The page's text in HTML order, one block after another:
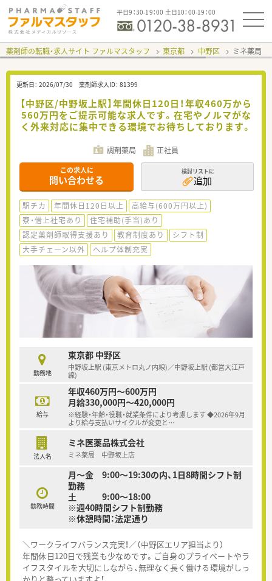
平日9：30-19：00 土日10：00-19：00
薬剤師の転職・求人サイト ファルマスタッフ 東京都 中野区 ミネ薬局
更新日： 2026/07/30 薬剤師求人ID： 81399
【中野区/中野坂上駅】年間休日120日！年収460万から
560万円をご提示可能な求人です。在宅やノルマがな
く外来対応に集中できる環境でお待ちしております。
調剤薬局 正社員
この求人に
問い合わせる
検討リストに
追加
駅チカ 年間休日120日以上
高給与(600万円以上)
寮・借上社宅あり
住宅補助(手当)あり
認定薬剤師取得支援あり
教育制度あり
シフト制
大手チェーン以外
ヘルプ体制充実
勤務地
東京都 中野区
中野坂上駅 (東京メトロ丸ノ内線)／中野坂上駅 (都営大江戸
線)
給与
年収460万円～600万円
月給330,000円～420,000円
※経験・年齢・役職・就業条件により考慮します ◆2026年9月
より給与支払いサイクルが変更と…
法人名
ミネ医薬品株式会社
ミネ薬局 中野坂上店
勤務時間
月～金 9:00～19:30の内、1日8時間シフト制
勤務
土 9:00～18:00
※週40時間シフト制勤務
※休憩時間：法定通り
＼ワークライフバランス充実！／（中野区エリア担当より）
年間休日120日で残業も少なめです。ご自身のプライベートやラ
イフスタイルを大切にしながら、無理なく長く働ける環境がしっ